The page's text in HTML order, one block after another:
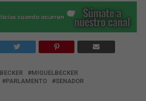
MIGUELBECKER
PARLAMENTO SENADOR